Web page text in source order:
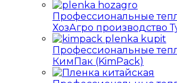
Профессиональные
ХозАгро производство
Профессиональные
КимПак (KimPack)